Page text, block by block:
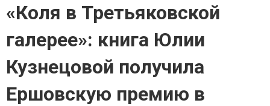
«Коля в Третьяковской
галерее»: книга Юлии
Кузнецовой получила
Ершовскую премию в